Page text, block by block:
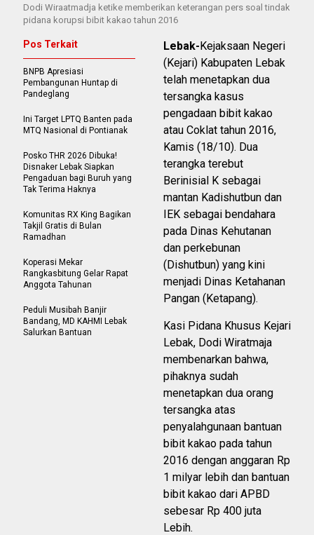
Dodi Wiraatmadja ketike memberikan keterangan pers soal tindak
pidana korupsi bibit kakao tahun 2016
Lebak-Kejaksaan Negeri
(Kejari) Kabupaten Lebak
telah menetapkan dua
tersangka kasus
pengadaan bibit kakao
atau Coklat tahun 2016,
Kamis (18/10). Dua
terangka terebut
Berinisial K sebagai
mantan Kadishutbun dan
IEK sebagai bendahara
pada Dinas Kehutanan
dan perkebunan
(Dishutbun) yang kini
menjadi Dinas Ketahanan
Pangan (Ketapang).
Kasi Pidana Khusus Kejari
Lebak, Dodi Wiratmaja
membenarkan bahwa,
pihaknya sudah
menetapkan dua orang
tersangka atas
penyalahgunaan bantuan
bibit kakao pada tahun
2016 dengan anggaran Rp
1 milyar lebih dan bantuan
bibit kakao dari APBD
sebesar Rp 400 juta
Lebih.
Pos Terkait
BNPB Apresiasi
Pembangunan Huntap di
Pandeglang
Ini Target LPTQ Banten pada
MTQ Nasional di Pontianak
Posko THR 2026 Dibuka!
Disnaker Lebak Siapkan
Pengaduan bagi Buruh yang
Tak Terima Haknya
Komunitas RX King Bagikan
Takjil Gratis di Bulan
Ramadhan
Koperasi Mekar
Rangkasbitung Gelar Rapat
Anggota Tahunan
Peduli Musibah Banjir
Bandang, MD KAHMI Lebak
Salurkan Bantuan